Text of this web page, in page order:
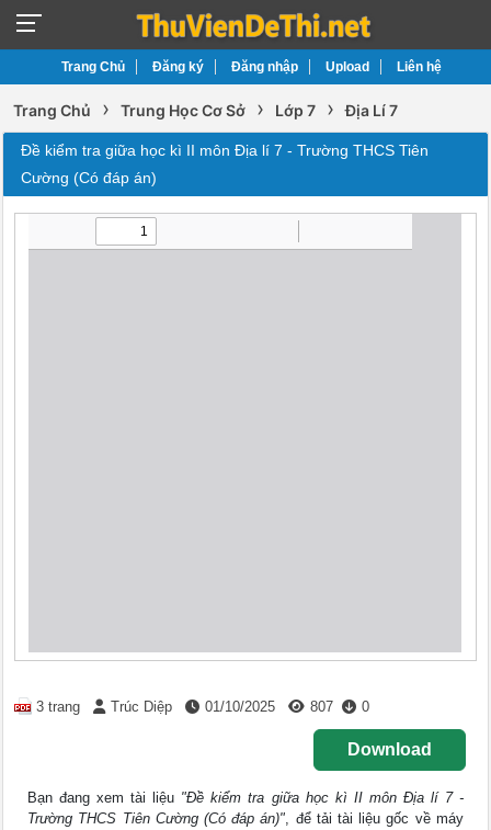
Trang Chủ Đăng ký Đăng nhập Upload Liên hệ
Trang Chủ › Trung Học Cơ Sở › Lớp 7 › Địa Lí 7
Đề kiểm tra giữa học kì II môn Địa lí 7 - Trường THCS Tiên
Cường (Có đáp án)
3 trang Trúc Diệp 01/10/2025 807 0
Download
Bạn đang xem tài liệu "Đề kiểm tra giữa học kì II môn Địa lí 7 -
Trường THCS Tiên Cường (Có đáp án)", để tải tài liệu gốc về máy